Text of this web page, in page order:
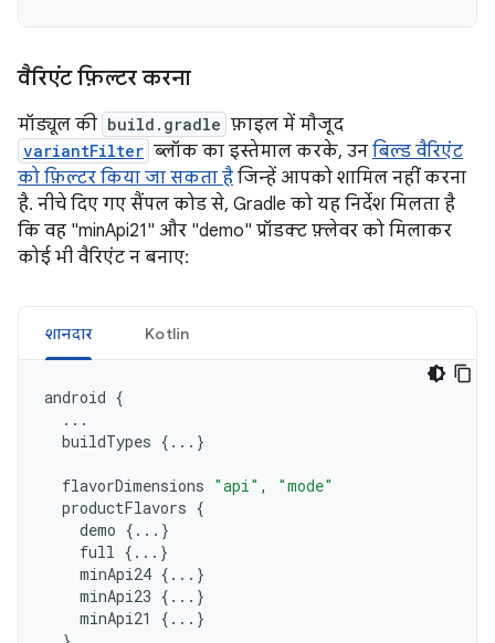
वैरिएंट फ़िल्टर करना
मॉड्यूल की build.gradle फ़ाइल में मौजूद
variantFilter ब्लॉक का इस्तेमाल करके, उन बिल्ड वैरिएंट
को फ़िल्टर किया जा सकता है जिन्हें आपको शामिल नहीं करना
है. नीचे दिए गए सैंपल कोड से, Gradle को यह निर्देश मिलता है
कि वह "minApi21" और "demo" प्रॉडक्ट फ़्लेवर को मिलाकर
कोई भी वैरिएंट न बनाए:
शानदार Kotlin
android {
...
buildTypes {...}
flavorDimensions "api" ,
"mode"
productFlavors {
demo {...}
full {...}
minApi24 {...}
minApi23 {...}
minApi21
{...}